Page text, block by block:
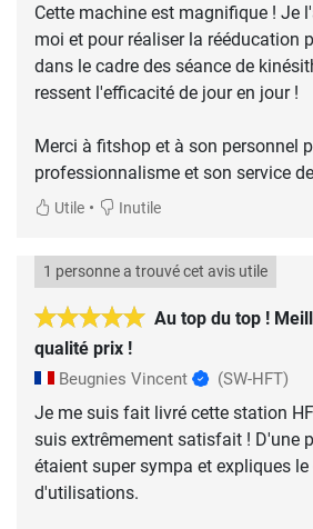
Cette machine est magnifique ! Je
moi et pour réaliser la rééducation
dans le cadre des séance de
ressent l'efficacité de jour en jour !
Merci à fitshop et à son personnel
professionnalisme et son service
Utile • Inutile
Au top du top !
qualité prix !
1 personne a trouvé cet avis utile
Beugnies Vincent (SW-HFT)
Je me suis fait livré cette station
suis extrêmement satisfait ! D'une
étaient super sympa et expliques
d'utilisations.